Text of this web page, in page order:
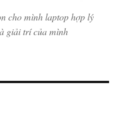
cho mình laptop hợp lý
giải trí của mình